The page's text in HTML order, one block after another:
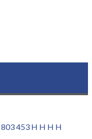
803453 H H H H